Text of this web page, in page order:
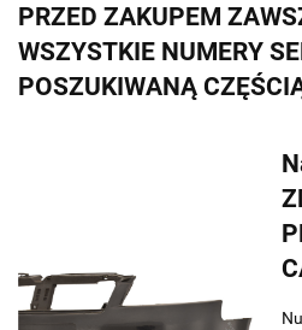
PRZED ZAKUPEM
WSZYSTKIE NUMERY
POSZUKIWANĄ